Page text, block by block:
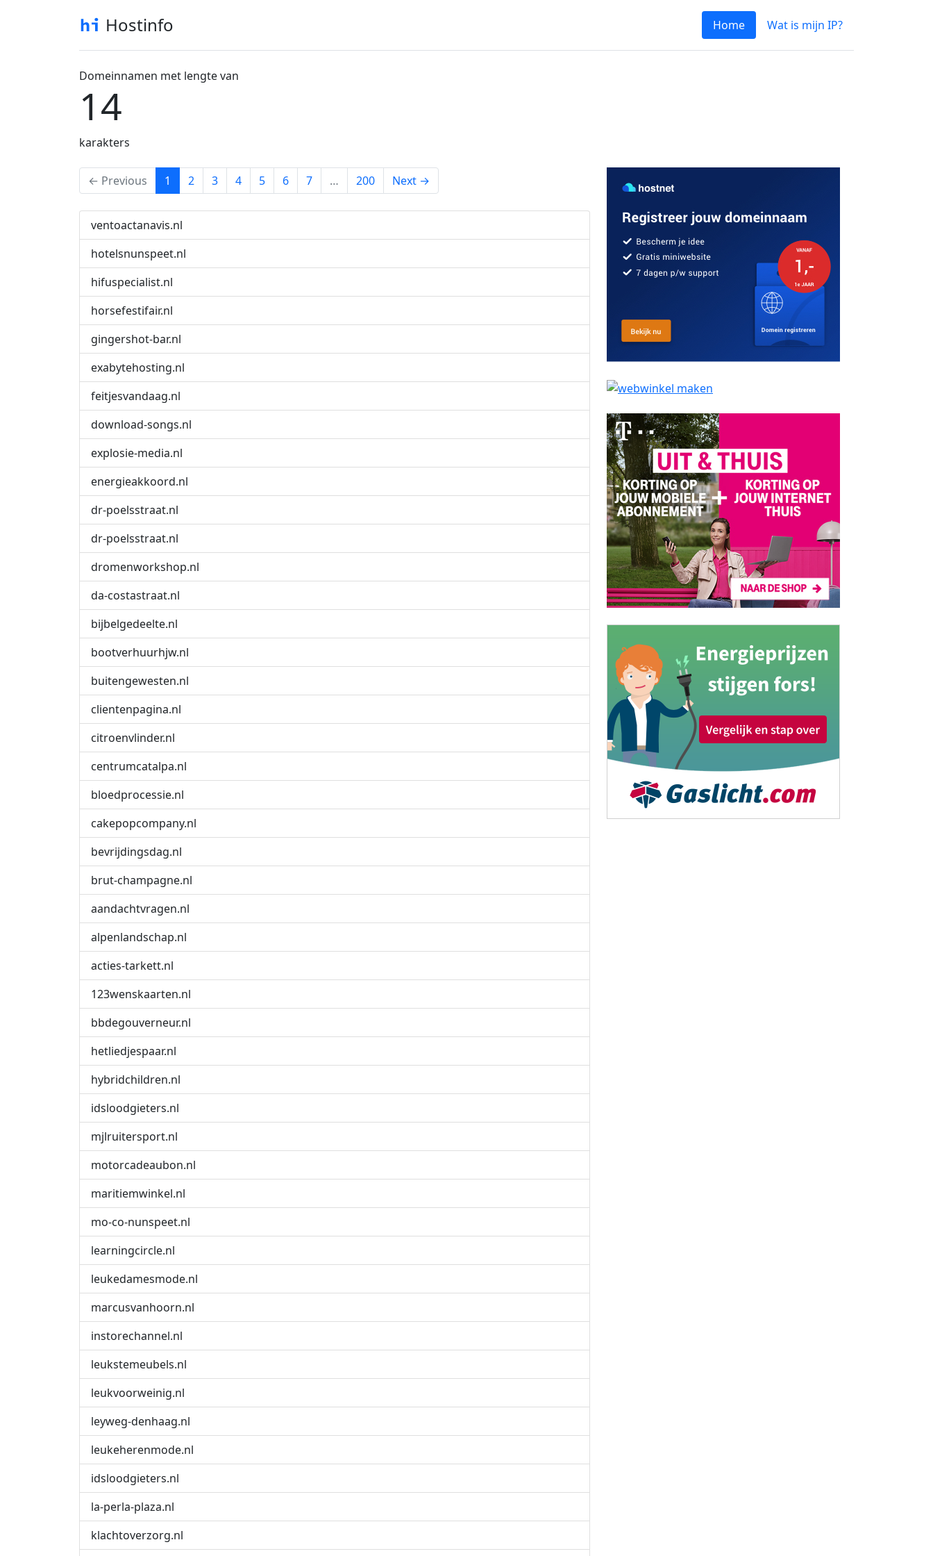
Hostinfo Home Wat is mijn IP?
Domeinnamen met lengte van
14
karakters
← Previous 1 (current)
2 3 4 5 6 7 … 200 Next →
ventoactanavis.nl
hotelsnunspeet.nl
hifuspecialist.nl
horsefestifair.nl
gingershot-bar.nl
exabytehosting.nl
feitjesvandaag.nl
download-songs.nl
explosie-media.nl
energieakkoord.nl
dr-poelsstraat.nl
dr-poelsstraat.nl
dromenworkshop.nl
da-costastraat.nl
bijbelgedeelte.nl
bootverhuurhjw.nl
buitengewesten.nl
clientenpagina.nl
citroenvlinder.nl
centrumcatalpa.nl
bloedprocessie.nl
cakepopcompany.nl
bevrijdingsdag.nl
brut-champagne.nl
aandachtvragen.nl
alpenlandschap.nl
acties-tarkett.nl
123wenskaarten.nl
bbdegouverneur.nl
hetliedjespaar.nl
hybridchildren.nl
idsloodgieters.nl
mjlruitersport.nl
motorcadeaubon.nl
maritiemwinkel.nl
mo-co-nunspeet.nl
learningcircle.nl
leukedamesmode.nl
marcusvanhoorn.nl
instorechannel.nl
leukstemeubels.nl
leukvoorweinig.nl
leyweg-denhaag.nl
leukeherenmode.nl
idsloodgieters.nl
la-perla-plaza.nl
klachtoverzorg.nl